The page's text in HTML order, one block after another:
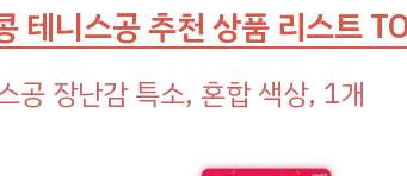
테니스공 추천 상품 리스트
공 장난감 특소, 혼합 색상, 1개